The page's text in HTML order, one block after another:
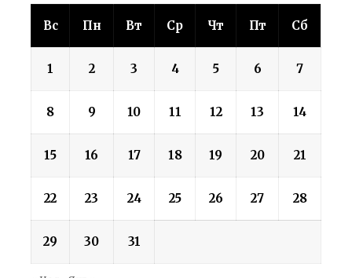
Вс Пн Вт Ср Чт Пт Сб
1 2 3 4 5 6 7
8 9 10 11 12 13 14
15 16 17 18 19 20 21
22 23 24 25 26 27 28
29 30 31